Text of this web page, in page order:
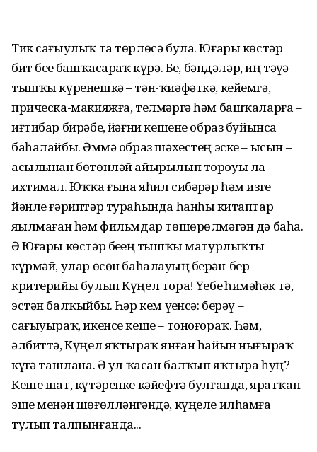
Тик сағыулыҡ та төрлөсә була. Юғары көстәр
бит беҙҙе башҡасараҡ күрә. Беҙ, бәндәләр, иң тәүҙә
тышҡы күренешкә – тән-ҡиәфәткә, кейемгә,
прическа-макияжға, телмәргә һәм башҡаларға –
иғтибар бирәбеҙ, йәғни кешене образ буйынса
баһалайбыҙ. Әммә образ шәхестең эске – ысын –
асылынан бөтөнләй айырылып тороуы ла
ихтимал. Юҡҡа ғына яһил сибәрҙәр һәм изге
йәнле ғәриптәр тураһында һанһыҙ китаптар
яҙылмаған һәм фильмдар төшөрөлмәгән дә баһа.
Ә Юғары көстәр беҙҙең тышҡы матурлыҡты
күрмәй, улар өсөн баһалауҙың берҙән-бер
критерийы булып Күңел тора! Үҙебеҙ һиҙмәһәк тә,
эстән балҡыйбыҙ. Һәр кем үҙенсә: берәү –
сағыуыраҡ, икенсе кеше – тоноғораҡ. Һәм,
әлбиттә, Күңел яҡтыраҡ янған һайын нығыраҡ
күҙгә ташлана. Ә ул ҡасан балҡып яҡтыра һуң?
Кеше шат, күтәренке кәйефтә булғанда, яратҡан
эше менән шөғөлләнгәндә, күңеле илһамға
тулып талпынғанда...